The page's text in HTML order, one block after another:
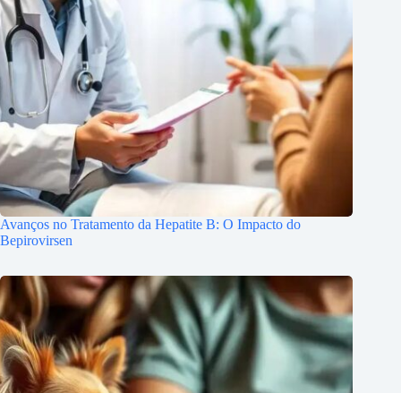
Avanços no Tratamento da Hepatite B: O Impacto do
Bepirovirsen